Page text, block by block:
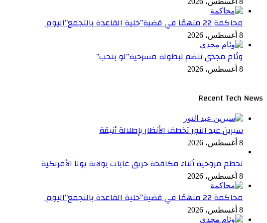
محاكمة 22 متهمًا في قضية”خلية القاعدة بالتجمع”اليوم
8 أغسطس، 2026
وئام مجدى تنضم لبطولة مسرحية”لو بنحب”
8 أغسطس، 2026
Recent Tech News
سيرين عبد النور تخطف الأنظار بإطلالة أنيقة
8 أغسطس، 2026
تحطم مروحية أثناء مكافحة حريق غابات بولاية يوتا الأمريكية
8 أغسطس، 2026
محاكمة 22 متهمًا في قضية”خلية القاعدة بالتجمع”اليوم
8 أغسطس، 2026